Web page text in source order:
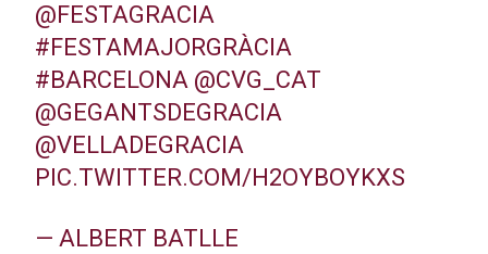
@FESTAGRACIA
#FESTAMAJORGRÀCIA
#BARCELONA @CVG_CAT
@GEGANTSDEGRACIA
@VELLADEGRACIA
PIC.TWITTER.COM/H2OYBOYKXS
— ALBERT BATLLE